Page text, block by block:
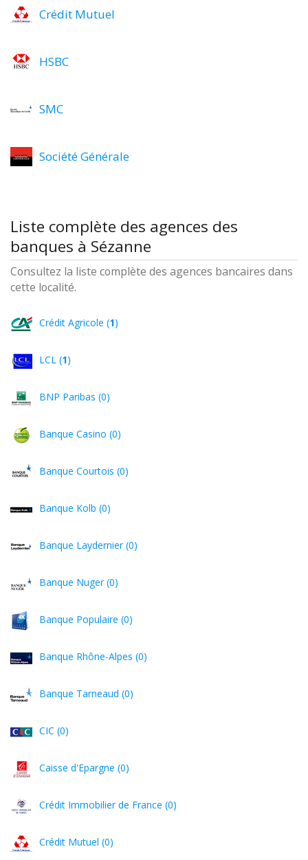
Crédit Mutuel
HSBC
SMC
Société Générale
Liste complète des agences des
banques à Sézanne
Consultez la liste complète des agences bancaires dans
cette localité.
Crédit Agricole (1)
LCL (1)
BNP Paribas (0)
Banque Casino (0)
Banque Courtois (0)
Banque Kolb (0)
Banque Laydernier (0)
Banque Nuger (0)
Banque Populaire (0)
Banque Rhône-Alpes (0)
Banque Tarneaud (0)
CIC (0)
Caisse d'Epargne (0)
Crédit Immobilier de France (0)
Crédit Mutuel (0)